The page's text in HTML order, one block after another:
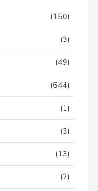
(150)
(3)
(49)
(644)
(1)
(3)
(13)
(2)